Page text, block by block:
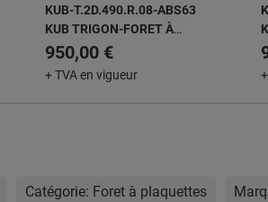
KUB-T.2D.490.R.08-ABS63
KUB TRIGON-FORET À
PLAQUETTES AMOVIBLES
950,00 €
+ TVA en vigueur
Catégorie: Foret à plaquettes